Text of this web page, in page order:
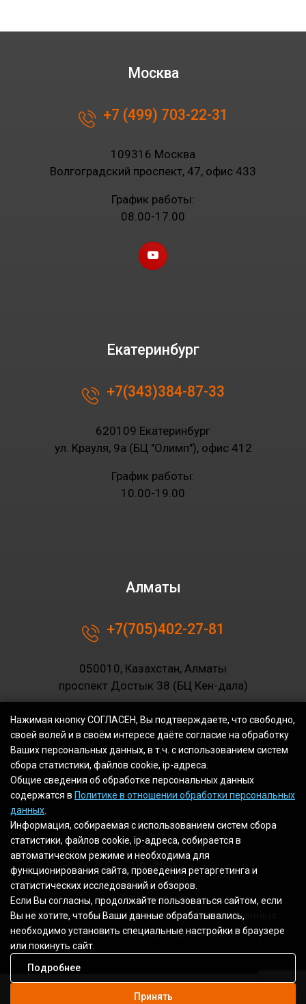
Москва
+7 (499) 703-22-31
109316 Москва
Волгоградский проспект, 47, офис 433
График работы:
08.00-17.00
Екатеринбург
+7(343)384-87-33
620109 Екатеринбург
ул. Крауля, 9а (БЦ "Олимп"), офис 412
График работы:
10.00-19.00
Алматы
+7(705)402-27-81
050010, Казахстан, Алматы
проспект Достык 38 (БЦ Кен-дала)
График работы:
10.00-19.00
О компании
Об Энсо
Энсо в СМИ
Достижения
Согласие на обработку персональных данных
Политика конфиденциальности
2003 - 2026 © Все права защищены
Нажимая кнопку СОГЛАСЕН, Вы подтверждаете, что свободно,
своей волей и в своём интересе даёте согласие на обработку
Ваших персональных данных, в т.ч. с использованием систем
сбора статистики, файлов cookie, ip-адреса.
Общие сведения об обработке персональных данных
содержатся в Политике в отношении обработки персональных
данных
Информация, собираемая с использованием систем сбора
статистики, файлов cookie, ip-адреса, собирается в
автоматическом режиме и необходима для
функционирования сайта, проведения ретаргетинга и
статистических исследований и обзоров.
Если Вы согласны, продолжайте пользоваться сайтом, если
Вы не хотите, чтобы Ваши данные обрабатывались,
необходимо установить специальные настройки в браузере
или покинуть сайт.
Подробнее
Принять